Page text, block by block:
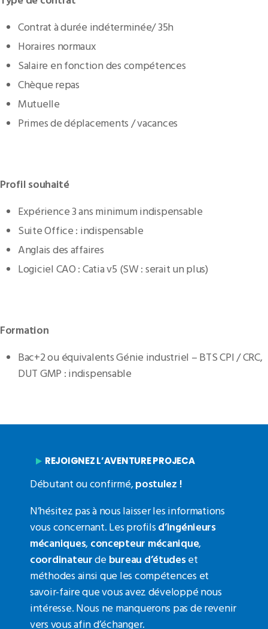
Contrat à durée indéterminée/ 35h
Horaires normaux
Salaire en fonction des compétences
Chèque repas
Mutuelle
Primes de déplacements / vacances
Profil souhaité
Expérience 3 ans minimum indispensable
Suite Office : indispensable
Anglais des affaires
Logiciel CAO : Catia v5 (SW : serait un plus)
Formation
Bac+2 ou équivalents Génie industriel – BTS CPI / CRC,
DUT GMP : indispensable
REJOIGNEZ L’AVENTURE PROJECA
Débutant ou confirmé,postulez !
N’hésitez pas à nous laisser les informations
vous concernant. Les profilsd’ingénieurs
mécaniques,concepteur mécanique,
coordinateurdebureau d’étudeset
méthodes ainsi que les compétences et
savoir-faire que vous avez développé nous
intéresse. Nous ne manquerons pas de revenir
vers vous afin d’échanger.